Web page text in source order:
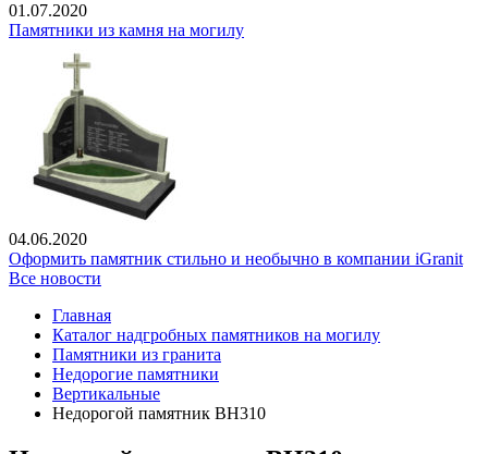
01.07.2020
Памятники из камня на могилу
04.06.2020
Оформить памятник стильно и необычно в компании iGranit
Все новости
Главная
Каталог надгробных памятников на могилу
Памятники из гранита
Недорогие памятники
Вертикальные
Недорогой памятник ВН310